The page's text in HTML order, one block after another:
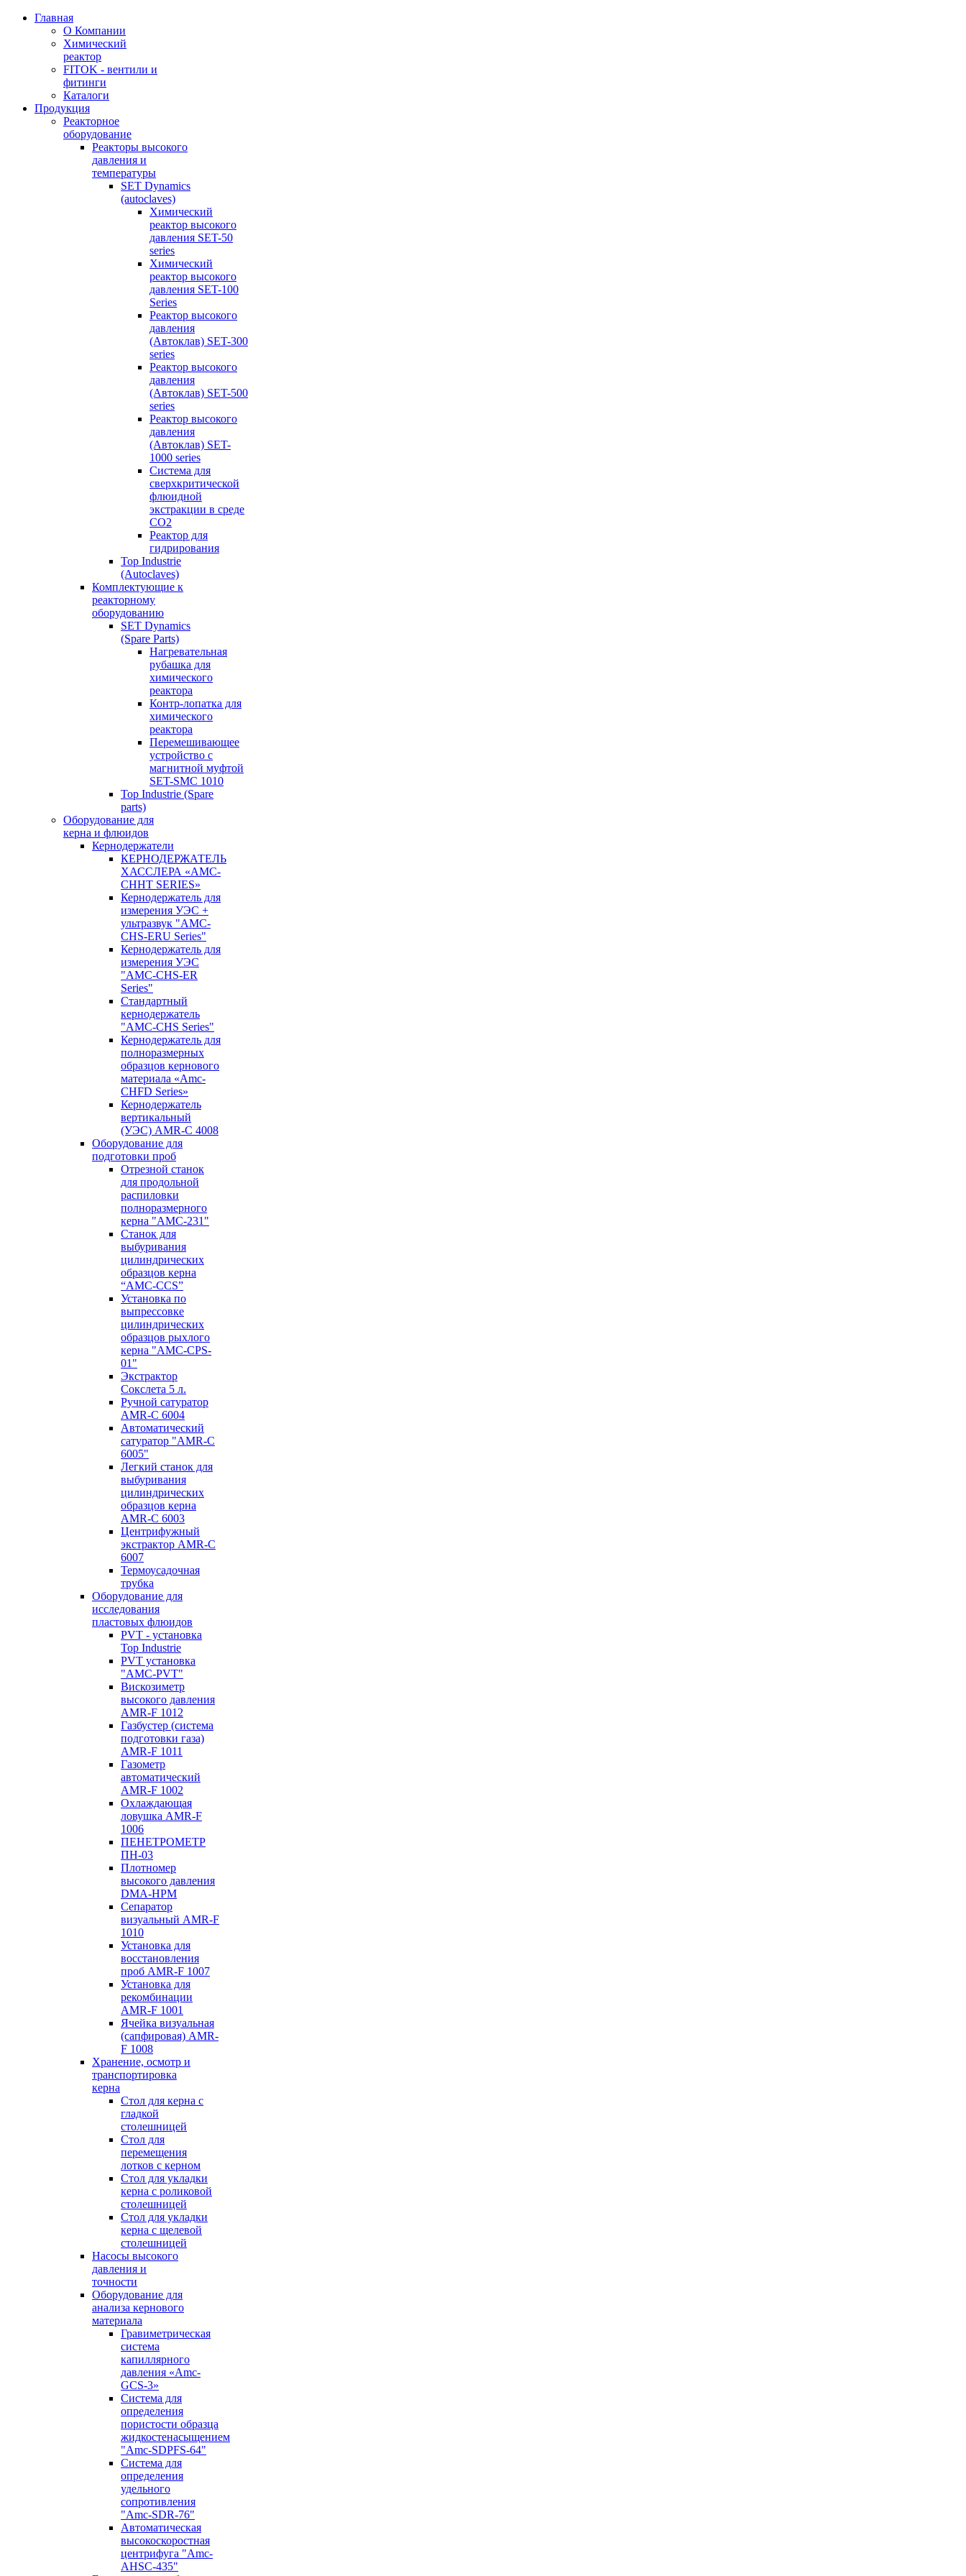
Главная
О Компании
Химический
реактор
FITOK - вентили и
фитинги
Каталоги
Продукция
Реакторное
оборудование
Реакторы высокого
давления и
температуры
SET Dynamics
(autoclaves)
Химический
реактор высокого
давления SET-50
series
Химический
реактор высокого
давления SET-100
Series
Реактор высокого
давления
(Автоклав) SET-300
series
Реактор высокого
давления
(Автоклав) SET-500
series
Реактор высокого
давления
(Автоклав) SET-
1000 series
Система для
сверхкритической
флюидной
экстракции в среде
СО2
Реактор для
гидрирования
Top Industrie
(Autoclaves)
Комплектующие к
реакторному
оборудованию
SET Dynamics
(Spare Parts)
Нагревательная
рубашка для
химического
реактора
Контр-лопатка для
химического
реактора
Перемешивающее
устройство с
магнитной муфтой
SET-SMC 1010
Top Industrie (Spare
parts)
Оборудование для
керна и флюидов
Кернодержатели
КЕРНОДЕРЖАТЕЛЬ
ХАССЛЕРА «AMC-
CHHT SERIES»
Кернодержатель для
измерения УЭС +
ультразвук "AMC-
CHS-ERU Series"
Кернодержатель для
измерения УЭС
"AMC-CHS-ER
Series"
Стандартный
кернодержатель
"AMC-CHS Series"
Кернодержатель для
полноразмерных
образцов кернового
материала «Amc-
CHFD Series»
Кернодержатель
вертикальный
(УЭС) AMR-C 4008
Оборудование для
подготовки проб
Отрезной станок
для продольной
распиловки
полноразмерного
керна "AMC-231"
Станок для
выбуривания
цилиндрических
образцов керна
“AMC-CCS”
Установка по
выпресcовке
цилиндрических
образцов рыхлого
керна "AMC-CPS-
01"
Экстрактор
Сокслета 5 л.
Ручной сатуратор
AMR-C 6004
Автоматический
сатуратор "AMR-C
6005"
Легкий станок для
выбуривания
цилиндрических
образцов керна
AMR-C 6003
Центрифужный
экстрактор AMR-C
6007
Термоусадочная
трубка
Оборудование для
исследования
пластовых флюидов
PVT - установка
Top Industrie
PVT установка
"AMC-PVT"
Вискозиметр
высокого давления
AMR-F 1012
Газбустер (система
подготовки газа)
AMR-F 1011
Газометр
автоматический
AMR-F 1002
Охлаждающая
ловушка AMR-F
1006
ПЕНЕТРОМЕТР
ПН-03
Плотномер
высокого давления
DMA-HPM
Сепаратор
визуальный AMR-F
1010
Установка для
восстановления
проб AMR-F 1007
Установка для
рекомбинации
AMR-F 1001
Ячейка визуальная
(сапфировая) AMR-
F 1008
Хранение, осмотр и
транспортировка
керна
Стол для керна с
гладкой
столешницей
Стол для
перемещения
лотков с керном
Стол для укладки
керна с роликовой
столешницей
Стол для укладки
керна с щелевой
столешницей
Насосы высокого
давления и
точности
Оборудование для
анализа кернового
материала
Гравиметрическая
система
капиллярного
давления «Amc-
GCS-3»
Система для
определения
пористости образца
жидкостенасыщением
"Amc-SDPFS-64"
Система для
определения
удельного
сопротивления
"Amc-SDR-76"
Автоматическая
высокоскоростная
центрифуга "Amc-
AHSC-435"